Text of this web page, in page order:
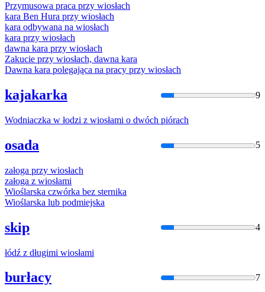
Przymusowa praca przy wiosłach
kara Ben Hura przy wiosłach
kara odbywana na wiosłach
kara przy wiosłach
dawna kara przy wiosłach
Zakucie przy wiosłach, dawna kara
Dawna kara polegająca na pracy przy wiosłach
kajakarka 9
Wodniaczka w łodzi z wiosłami o dwóch piórach
osada 5
załoga przy wiosłach
załoga z wiosłami
Wioślarska czwórka bez sternika
Wioślarska lub podmiejska
skip 4
łódź z długimi wiosłami
burłacy 7